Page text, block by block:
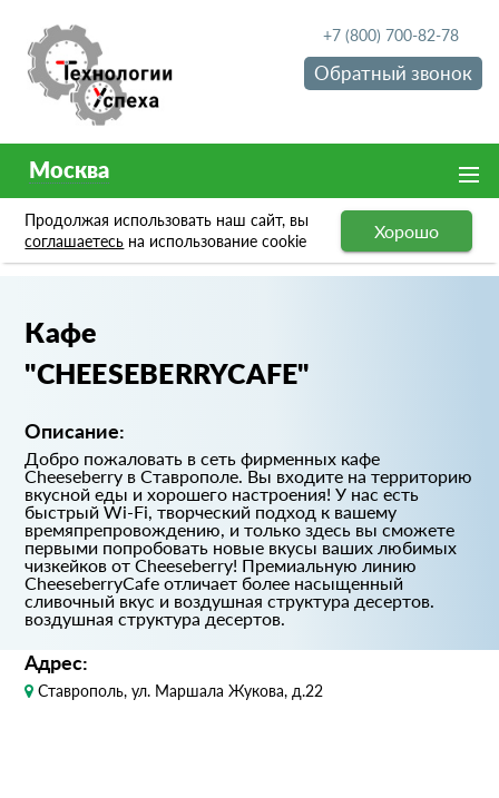
+7 (800) 700-82-78
Обратный звонок
Москва
Продолжая использовать наш сайт, вы
соглашаетесь на использование cookie Хорошо
Портфолио Кафе "CHEESEBERRYCAFE"
Кафе
"CHEESEBERRYCAFE"
Описание:
Добро пожаловать в сеть фирменных кафе
Cheeseberry в Ставрополе. Вы входите на территорию
вкусной еды и хорошего настроения! У нас есть
быстрый Wi-Fi, творческий подход к вашему
времяпрепровождению, и только здесь вы сможете
первыми попробовать новые вкусы ваших любимых
чизкейков от Cheeseberry! Премиальную линию
CheeseberryCafe отличает более насыщенный
сливочный вкус и воздушная структура десертов.
воздушная структура десертов.
Адрес:
Ставрополь, ул. Маршала Жукова, д.22